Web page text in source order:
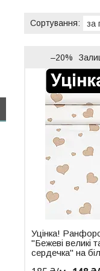
–20%
Уцінка!
"Бежеві великі
сердечка" на